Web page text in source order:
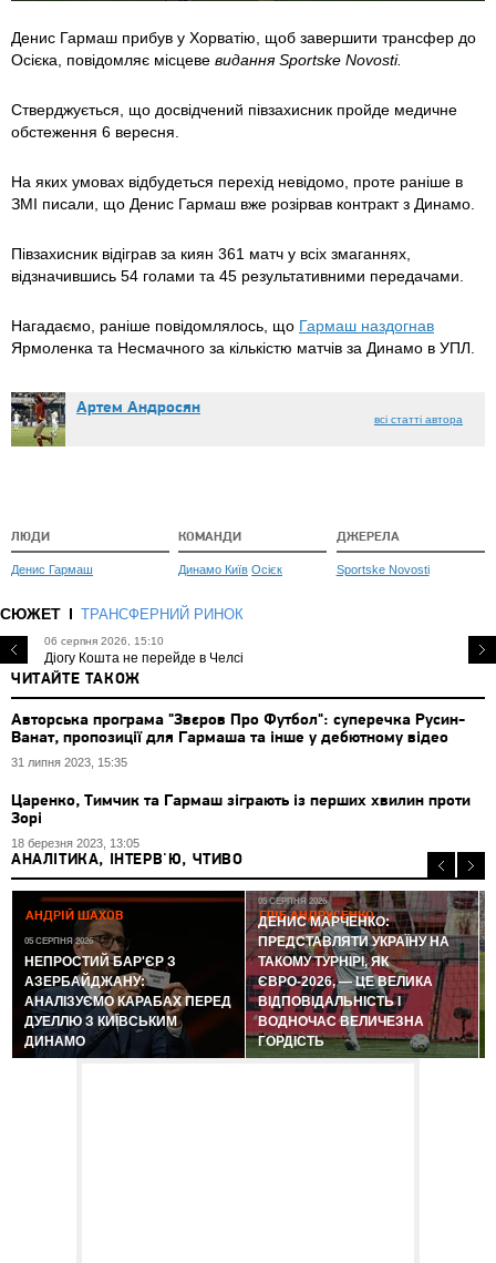
Денис Гармаш прибув у Хорватію, щоб завершити трансфер до
Осієка, повідомляє місцеве видання Sportske Novosti.
Стверджується, що досвідчений півзахисник пройде медичне
обстеження 6 вересня.
На яких умовах відбудеться перехід невідомо, проте раніше в
ЗМІ писали, що Денис Гармаш вже розірвав контракт з Динамо.
Півзахисник відіграв за киян 361 матч у всіх змаганнях,
відзначившись 54 голами та 45 результативними передачами.
Нагадаємо, раніше повідомлялось, що Гармаш наздогнав
Ярмоленка та Несмачного за кількістю матчів за Динамо в УПЛ.
Артем Андросян
всі статті автора
ЛЮДИ
Денис Гармаш
КОМАНДИ
Динамо Київ Осієк
ДЖЕРЕЛА
Sportske Novosti
СЮЖЕТ ТРАНСФЕРНИЙ РИНОК
06 серпня 2026, 15:10
Діогу Кошта не перейде в Челсі
ЧИТАЙТЕ ТАКОЖ
Авторська програма "Звєров Про Футбол": суперечка Русин-
Ванат, пропозиції для Гармаша та інше у дебютному відео
31 липня 2023, 15:35
Царенко, Тимчик та Гармаш зіграють із перших хвилин проти
Зорі
18 березня 2023, 13:05
АНАЛІТИКА, ІНТЕРВ'Ю, ЧТИВО
АНДРІЙ ШАХОВ
05 СЕРПНЯ 2026
НЕПРОСТИЙ БАР'ЄР З
АЗЕРБАЙДЖАНУ:
АНАЛІЗУЄМО КАРАБАХ ПЕРЕД
ДУЕЛЛЮ З КИЇВСЬКИМ
ДИНАМО
ГЛІБ АНДРУСЕНКО
05 СЕРПНЯ 2026
ДЕНИС МАРЧЕНКО:
ПРЕДСТАВЛЯТИ УКРАЇНУ НА
ТАКОМУ ТУРНІРІ, ЯК
ЄВРО-2026, — ЦЕ ВЕЛИКА
ВІДПОВІДАЛЬНІСТЬ І
ВОДНОЧАС ВЕЛИЧЕЗНА
ГОРДІСТЬ